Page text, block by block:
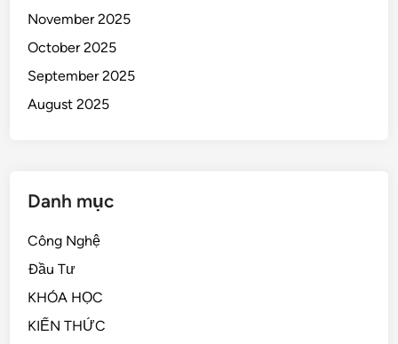
November 2025
October 2025
September 2025
August 2025
Danh mục
Công Nghệ
Đầu Tư
KHÓA HỌC
KIẾN THỨC